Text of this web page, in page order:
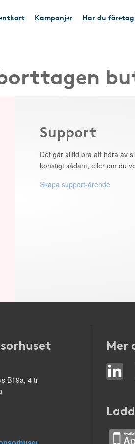
Kampanjer Har du
Support
Det går alltid bra att höra av
konstigt sådant, eller om du
Skapa support-ärende
B19a, 4 tr
Mer